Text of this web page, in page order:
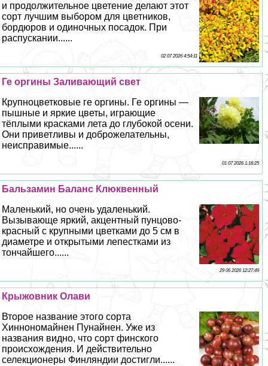
и продолжительное цветение делают этот
сорт лучшим выбором для цветников,
бордюров и одиночных посадок. При
распускании......
02 07 2026 4:54:11
Ге opгины Заливающий свет
Крупноцветковые ге opгины. Ге opгины —
пышные и яркие цветы, играющие
тёплыми красками лета до глубокой осени.
Они приветливы и доброжелательны,
неисправимые......
01 07 2026 1:16:25
Бальзамин Баланс Клюквенный
Маленький, но очень удаленький.
Вызывающе яркий, акцентный пунцово-
красный с крупными цветками до 5 см в
диаметре и открытыми лепестками из
тончайшего......
29 06 2026 12:27:49
Крыжовник Олави
Второе название этого сорта
Хиннономайнен Пунайнен. Уже из
названия видно, что сорт финского
происхождения. И действительно
селекционеры Финляндии достигли......